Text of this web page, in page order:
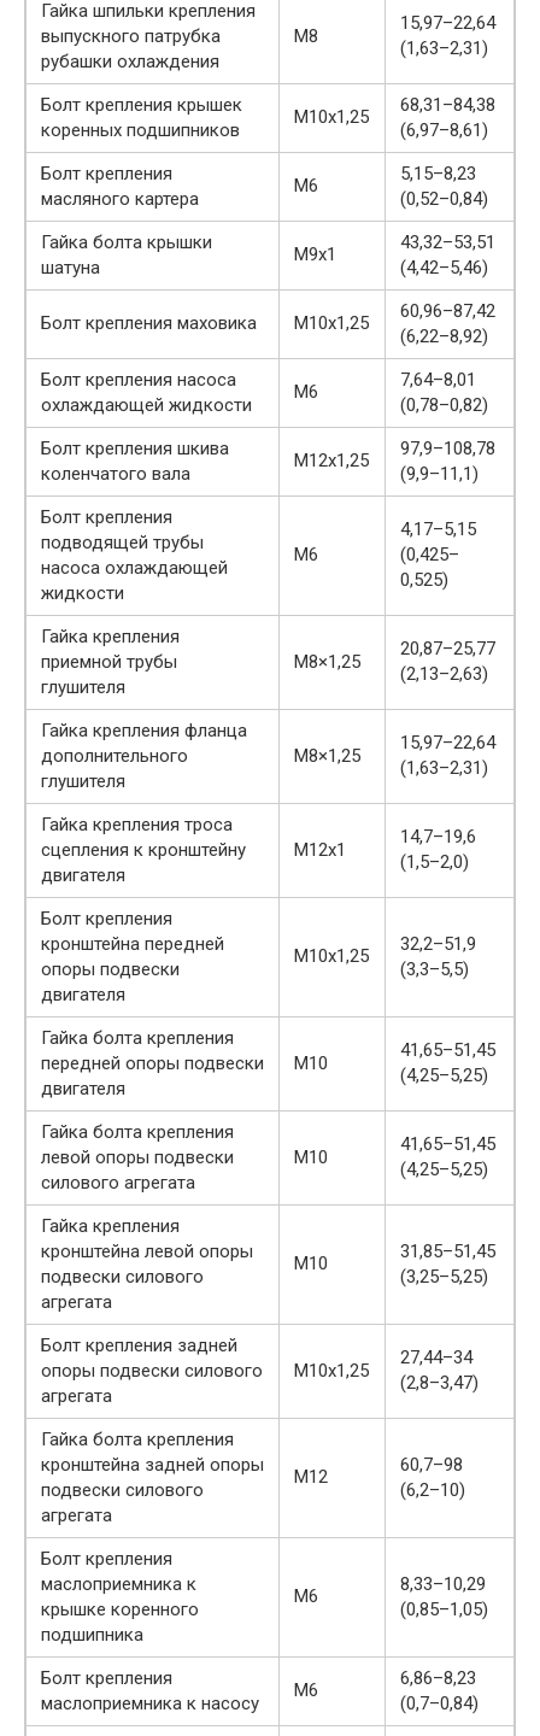
Гайка шпильки крепления
выпускного патрубка
рубашки охлаждения
М8
15,97–22,64
(1,63–2,31)
Болт крепления крышек
коренных подшипников
М10х1,25
68,31–84,38
(6,97–8,61)
Болт крепления
масляного картера
М6
5,15–8,23
(0,52–0,84)
Гайка болта крышки
шатуна
М9х1
43,32–53,51
(4,42–5,46)
Болт крепления маховика М10х1,25
60,96–87,42
(6,22–8,92)
Болт крепления насоса
охлаждающей жидкости
М6
7,64–8,01
(0,78–0,82)
Болт крепления шкива
коленчатого вала
M12х1,25
97,9–108,78
(9,9–11,1)
Болт крепления
подводящей трубы
насоса охлаждающей
жидкости
М6
4,17–5,15
(0,425–
0,525)
Гайка крепления
приемной трубы
глушителя
М8×1,25
20,87–25,77
(2,13–2,63)
Гайка крепления фланца
дополнительного
глушителя
М8×1,25
15,97–22,64
(1,63–2,31)
Гайка крепления троса
сцепления к кронштейну
двигателя
М12х1
14,7–19,6
(1,5–2,0)
Болт крепления
кронштейна передней
опоры подвески
двигателя
М10х1,25
32,2–51,9
(3,3–5,5)
Гайка болта крепления
передней опоры подвески
двигателя
М10
41,65–51,45
(4,25–5,25)
Гайка болта крепления
левой опоры подвески
силового агрегата
М10
41,65–51,45
(4,25–5,25)
Гайка крепления
кронштейна левой опоры
подвески силового
агрегата
М10
31,85–51,45
(3,25–5,25)
Болт крепления задней
опоры подвески силового
агрегата
М10х1,25
27,44–34
(2,8–3,47)
Гайка болта крепления
кронштейна задней опоры
подвески силового
агрегата
М12
60,7–98
(6,2–10)
Болт крепления
маслоприемника к
крышке коренного
подшипника
М6
8,33–10,29
(0,85–1,05)
Болт крепления
маслоприемника к насосу
М6
6,86–8,23
(0,7–0,84)